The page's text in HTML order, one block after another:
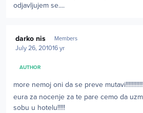
odjavljujem se....
darko nis Members
July 26, 201016 yr
AUTHOR
more nemoj oni da se preve
eura za nocenje za te pare cemo da
sobu u hotelu!!!!!